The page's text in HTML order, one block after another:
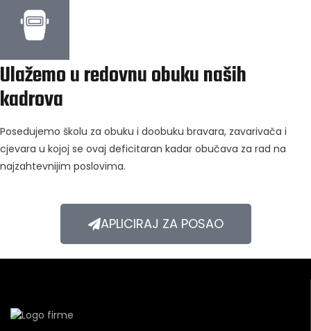
Ulažemo u redovnu obuku naših
kadrova
Posedujemo školu za obuku i doobuku bravara, zavarivača i
cjevara u kojoj se ovaj deficitaran kadar obučava za rad na
najzahtevnijim poslovima.
APLICIRAJ ZA POSAO